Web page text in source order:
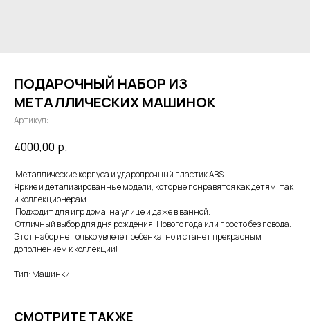
ПОДАРОЧНЫЙ НАБОР ИЗ
МЕТАЛЛИЧЕСКИХ МАШИНОК
Артикул:
4000,00 р.
Металлические корпуса и ударопрочный пластик ABS.
Яркие и детализированные модели, которые понравятся как детям, так
и коллекционерам.
Подходит для игр дома, на улице и даже в ванной.
Отличный выбор для дня рождения, Нового года или просто без повода.
Этот набор не только увлечет ребенка, но и станет прекрасным
дополнением к коллекции!
Тип: Машинки
СМОТРИТЕ ТАКЖЕ